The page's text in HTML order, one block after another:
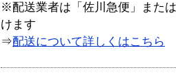
※配送業者は「佐川急便」また
けます
⇒配送について詳しくはこちら